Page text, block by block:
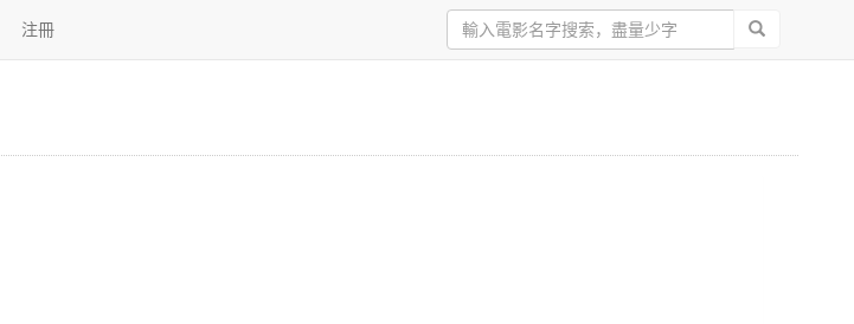
注冊